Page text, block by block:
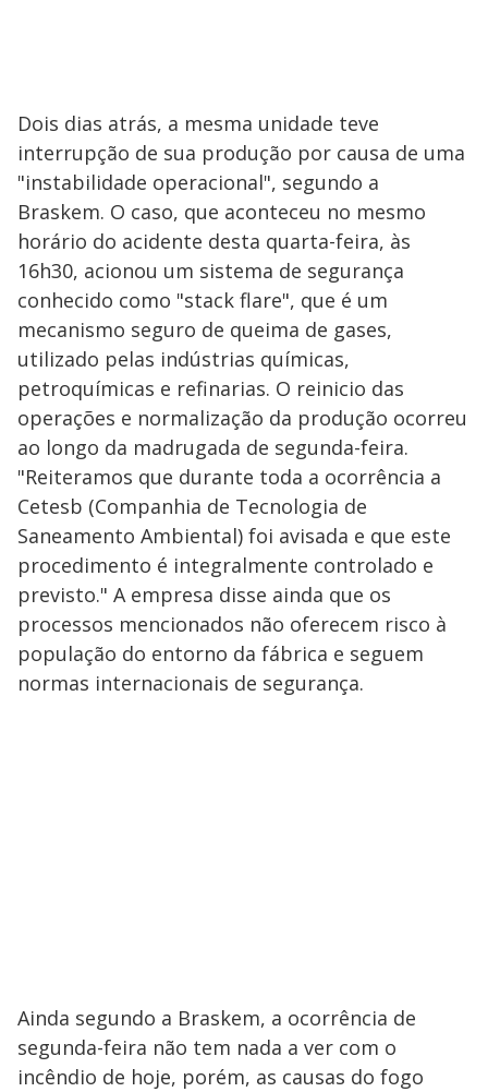
Dois dias atrás, a mesma unidade teve
interrupção de sua produção por causa de uma
"instabilidade operacional", segundo a
Braskem. O caso, que aconteceu no mesmo
horário do acidente desta quarta-feira, às
16h30, acionou um sistema de segurança
conhecido como "stack flare", que é um
mecanismo seguro de queima de gases,
utilizado pelas indústrias químicas,
petroquímicas e refinarias. O reinicio das
operações e normalização da produção ocorreu
ao longo da madrugada de segunda-feira.
"Reiteramos que durante toda a ocorrência a
Cetesb (Companhia de Tecnologia de
Saneamento Ambiental) foi avisada e que este
procedimento é integralmente controlado e
previsto." A empresa disse ainda que os
processos mencionados não oferecem risco à
população do entorno da fábrica e seguem
normas internacionais de segurança.
Ainda segundo a Braskem, a ocorrência de
segunda-feira não tem nada a ver com o
incêndio de hoje, porém, as causas do fogo